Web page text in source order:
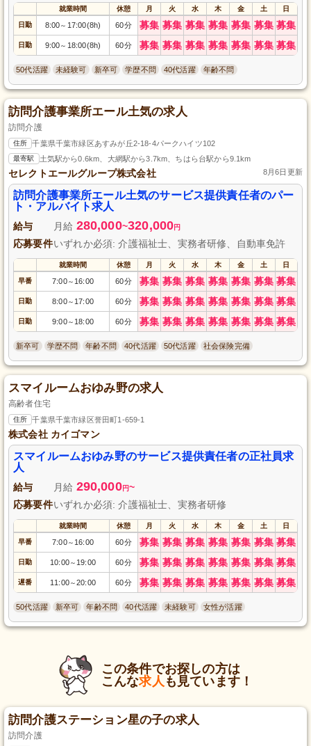
就業時間 休憩 月 火 水 木 金 土 日
日勤 8:00～ 17:00(8h) 60分 募集 募集 募集 募集 募集 募集 募集
日勤 9:00～ 18:00(8h) 60分 募集 募集 募集 募集 募集 募集 募集
50代活躍 未経験可 新卒可 学歴不問 40代活躍 年齢不問
訪問介護事業所エール土気の求人
訪問介護
住所 千葉県千葉市緑区あすみが丘2-18-4パークハイツ102
最寄駅 土気駅から0.6km、大網駅から3.7km、ちはら台駅から9.1km
セレクトエールグループ株式会社 8月6日更新
訪問介護事業所エール土気のサービス提供責任者のパー
ト・アルバイト求人
給与 月給 280,000~320,000円
応募要件いずれか必須: 介護福祉士、実務者研修、自動車免許
就業時間 休憩 月 火 水 木 金 土 日
早番 7:00～ 16:00 60分 募集 募集 募集 募集 募集 募集 募集
日勤 8:00～ 17:00 60分 募集 募集 募集 募集 募集 募集 募集
日勤 9:00～ 18:00 60分 募集 募集 募集 募集 募集 募集 募集
新卒可 学歴不問 年齢不問 40代活躍 50代活躍 社会保険完備
スマイルームおゆみ野の求人
高齢者住宅
住所 千葉県千葉市緑区誉田町1-659-1
株式会社 カイゴマン
スマイルームおゆみ野のサービス提供責任者の正社員求
人
給与 月給 290,000円~
応募要件いずれか必須: 介護福祉士、実務者研修
就業時間 休憩 月 火 水 木 金 土 日
早番 7:00～ 16:00 60分 募集 募集 募集 募集 募集 募集 募集
日勤 10:00～ 19:00 60分 募集 募集 募集 募集 募集 募集 募集
遅番 11:00～20:00 60分 募集 募集 募集 募集 募集 募集 募集
50代活躍 新卒可 年齢不問 40代活躍 未経験可 女性が活躍
この条件でお探しの方は
こんな求人 も見ています！
訪問介護ステーション星の子の求人
訪問介護